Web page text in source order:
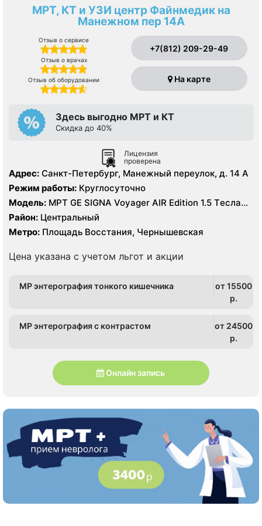
МРТ, КТ и УЗИ центр Файнмедик на
Манежном пер 14А
Отзыв о сервисе
Отзыв о врачах
Отзыв об оборудовании
+7(812) 209-29-49
На карте
Здесь выгодно МРТ и КТ
Скидка до 40%
Лицензия
проверена
Адрес: Санкт-Петербург, Манежный переулок, д. 14 А
Режим работы: Круглосуточно
Модель: МРТ GE SIGNA Voyager AIR Edition 1.5 Tесла
полуоткрытый, КТ GE Revolution EVO 128 срезов, УЗИ
GE Vivid 11 экспертного класса
Район: Центральный
Метро: Площадь Восстания, Чернышевская
Цена указана с учетом льгот и акции
МР энтерография тонкого кишечника
от 15500
p.
МР энтерография с контрастом
от 24500
p.
Онлайн запись